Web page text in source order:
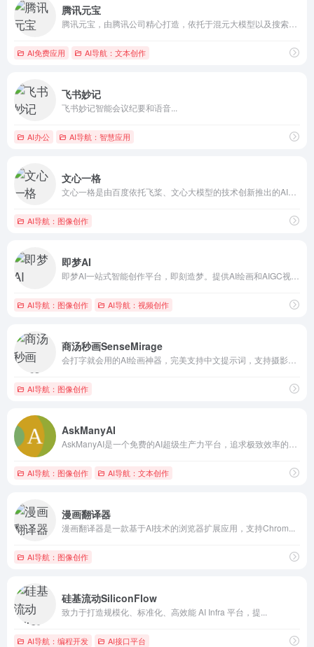
腾讯元宝
AI免费应用 AI导航：文本创作
飞书妙记
飞书妙记智能会议纪要和语音...
AI办公 AI导航：智慧应用
文心一格
AI导航：图像创作
即梦AI
AI导航：图像创作 AI导航：视频创作
商汤秒画SenseMirage
AI导航：图像创作
AskManyAI
AI导航：图像创作 AI导航：文本创作
漫画翻译器
漫画翻译器是一款基于AI技术的浏览器扩展应用，支持Chrom...
AI导航：图像创作
硅基流动SiliconFlow
致力于打造规模化、标准化、高效能 AI Infra 平台，提...
AI导航：编程开发 AI接口平台